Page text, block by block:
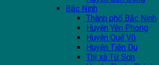
Bắc Ninh
Thành phố Bắc Ninh
Huyện Yên Phong
Huyện Quế Võ
Huyện Tiên Du
Thị xã Từ Sơn